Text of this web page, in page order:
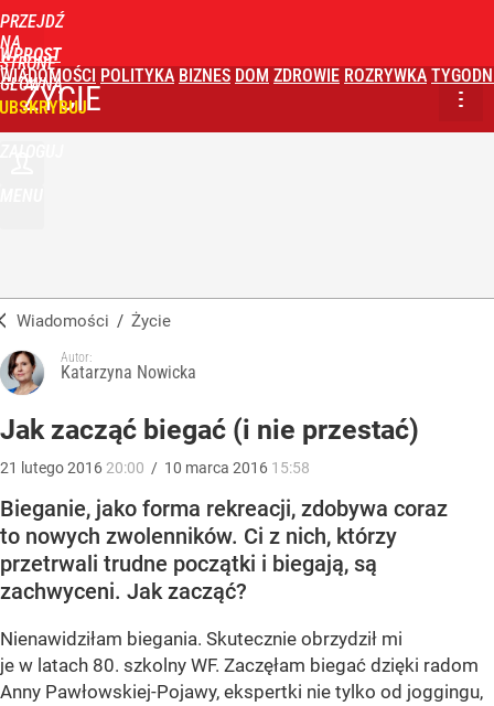
PRZEJDŹ
NA
STRONĘ
GŁÓWNĄ
WPROST
WIADOMOŚCI POLITYKA BIZNES DOM ZDROWIE ROZRYWKA
ŻYCIE
Wiadomości / Życie
Autor:
Katarzyna Nowicka
Jak zacząć biegać (i nie przestać)
21 lutego2016 20:00 / 10 marca 2016 15:58
Bieganie, jako forma rekreacji, zdobywa coraz
to nowych zwolenników. Ci z nich, którzy
przetrwali trudne początki i biegają, są
zachwyceni. Jak zacząć?
Nienawidziłam biegania. Skutecznie obrzydził mi
je w latach 80. szkolny WF. Zaczęłam biegać dzięki radom
Anny Pawłowskiej-Pojawy, ekspertki nie tylko od joggingu,